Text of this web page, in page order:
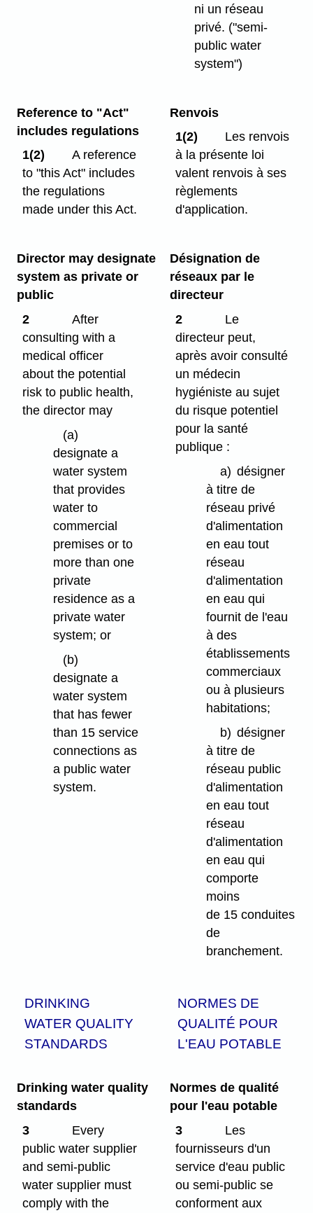
ni un réseau
privé. ("semi-
public water
system")
Reference to "Act"
includes regulations
1(2)
A reference
to "this Act" includes
the regulations
made under this Act.
Renvois
1(2)
Les renvois
à la présente loi
valent renvois à ses
règlements
d'application.
Director may designate
system as private or
public
2
After
consulting with a
medical officer
about the potential
risk to public health,
the director may
(a)
designate a
water system
that provides
water to
commercial
premises or to
more than one
private
residence as a
private water
system; or
(b)
designate a
water system
that has fewer
than 15 service
connections as
a public water
system.
Désignation de
réseaux par le
directeur
2
Le
directeur peut,
après avoir consulté
un médecin
hygiéniste au sujet
du risque potentiel
pour la santé
publique :
a) désigner
à titre de
réseau privé
d'alimentation
en eau tout
réseau
d'alimentation
en eau qui
fournit de l'eau
à des
établissements
commerciaux
ou à plusieurs
habitations;
b) désigner
à titre de
réseau public
d'alimentation
en eau tout
réseau
d'alimentation
en eau qui
comporte
moins
de 15 conduites
de
branchement.
DRINKING
WATER QUALITY
STANDARDS
NORMES DE
QUALITÉ POUR
L'EAU POTABLE
Drinking water quality
standards
3
Every
public water supplier
and semi-public
water supplier must
comply with the
Normes de qualité
pour l'eau potable
3
Les
fournisseurs d'un
service d'eau public
ou semi-public se
conforment aux